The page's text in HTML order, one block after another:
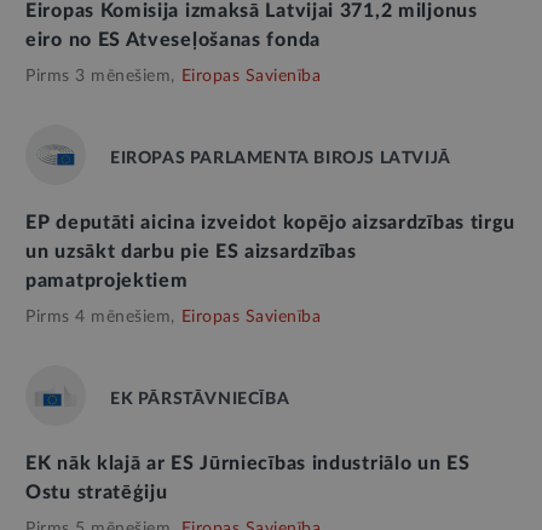
Eiropas Komisija izmaksā Latvijai 371,2 miljonus
eiro no ES Atveseļošanas fonda
Pirms 3 mēnešiem, Eiropas Savienība
EIROPAS PARLAMENTA BIROJS LATVIJĀ
EP deputāti aicina izveidot kopējo aizsardzības tirgu
un uzsākt darbu pie ES aizsardzības
pamatprojektiem
Pirms 4 mēnešiem, Eiropas Savienība
EK PĀRSTĀVNIECĪBA
EK nāk klajā ar ES Jūrniecības industriālo un ES
Ostu stratēģiju